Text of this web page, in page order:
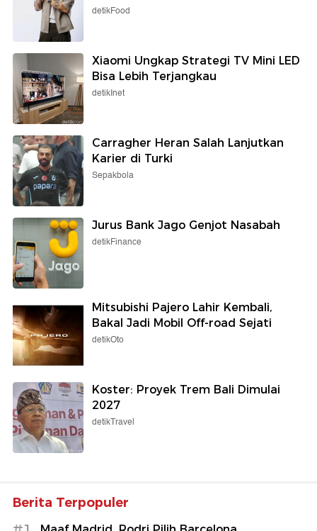
detikFood
Xiaomi Ungkap Strategi TV Mini LED
Bisa Lebih Terjangkau
detikInet
Carragher Heran Salah Lanjutkan
Karier di Turki
Sepakbola
Jurus Bank Jago Genjot Nasabah
detikFinance
Mitsubishi Pajero Lahir Kembali,
Bakal Jadi Mobil Off-road Sejati
detikOto
Koster: Proyek Trem Bali Dimulai
2027
detikTravel
Berita Terpopuler